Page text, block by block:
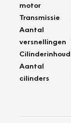
motor
Transmissie
Aantal
versnellingen
Cilinderinhoud
Aantal
cilinders